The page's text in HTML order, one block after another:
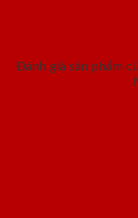
Đánh giá sản phẩm